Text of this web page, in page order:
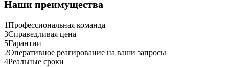
Наши преимущества
1Профессиональная команда
3Справедливая цена
5Гарантии
2Оперативное реагирование на ваши запросы
4Реальные сроки